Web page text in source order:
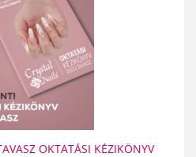
OKTATÁSI KÉZIKÖNYV